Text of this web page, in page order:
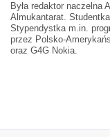
Była redaktor naczelna
Almukantarat.
Stypendystka m.in.
przez Polsko-
oraz G4G Nokia.